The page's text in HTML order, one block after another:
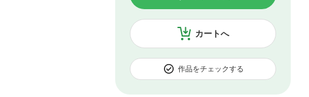
カートへ
作品をチェックする